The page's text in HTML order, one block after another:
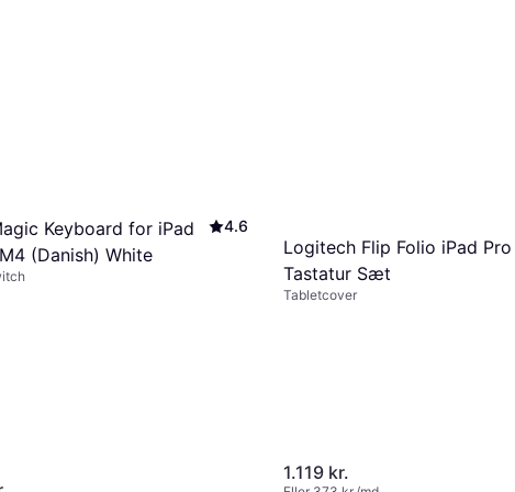
Keyboard for iPad
(Danish) White
4.6
Logitech Flip Folio iPad Pro
Tastatur Sæt
Tabletcover
1.119 kr.